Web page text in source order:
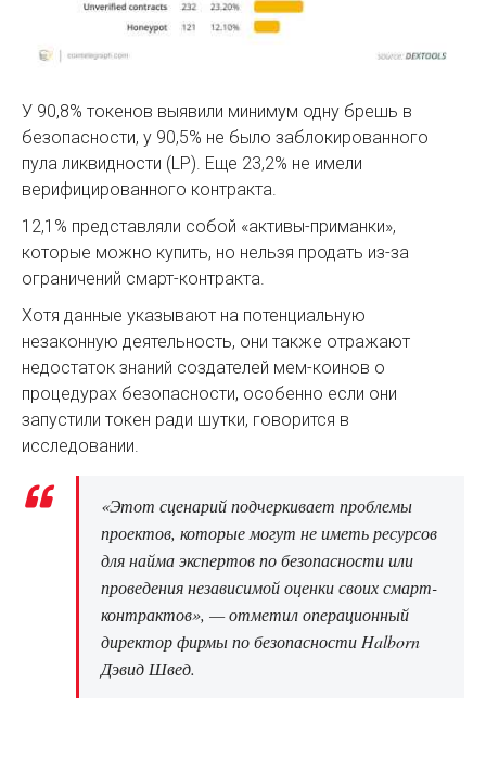
У 90,8% токенов выявили минимум одну брешь в
безопасности, у 90,5% не было заблокированного
пула ликвидности (LP). Еще 23,2% не имели
верифицированного контракта.
12,1% представляли собой «активы-приманки»,
которые можно купить, но нельзя продать из-за
ограничений смарт-контракта.
Хотя данные указывают на потенциальную
незаконную деятельность, они также отражают
недостаток знаний создателей мем-коинов о
процедурах безопасности, особенно если они
запустили токен ради шутки, говорится в
исследовании.
«Этот сценарий подчеркивает проблемы
проектов, которые могут не иметь ресурсов
для найма экспертов по безопасности или
проведения независимой оценки своих смарт-
контрактов», — отметил операционный
директор фирмы по безопасности Halborn
Дэвид Швед.